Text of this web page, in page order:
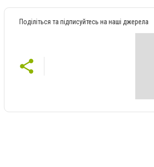
Поділіться та підписуйтесь на наші джерела